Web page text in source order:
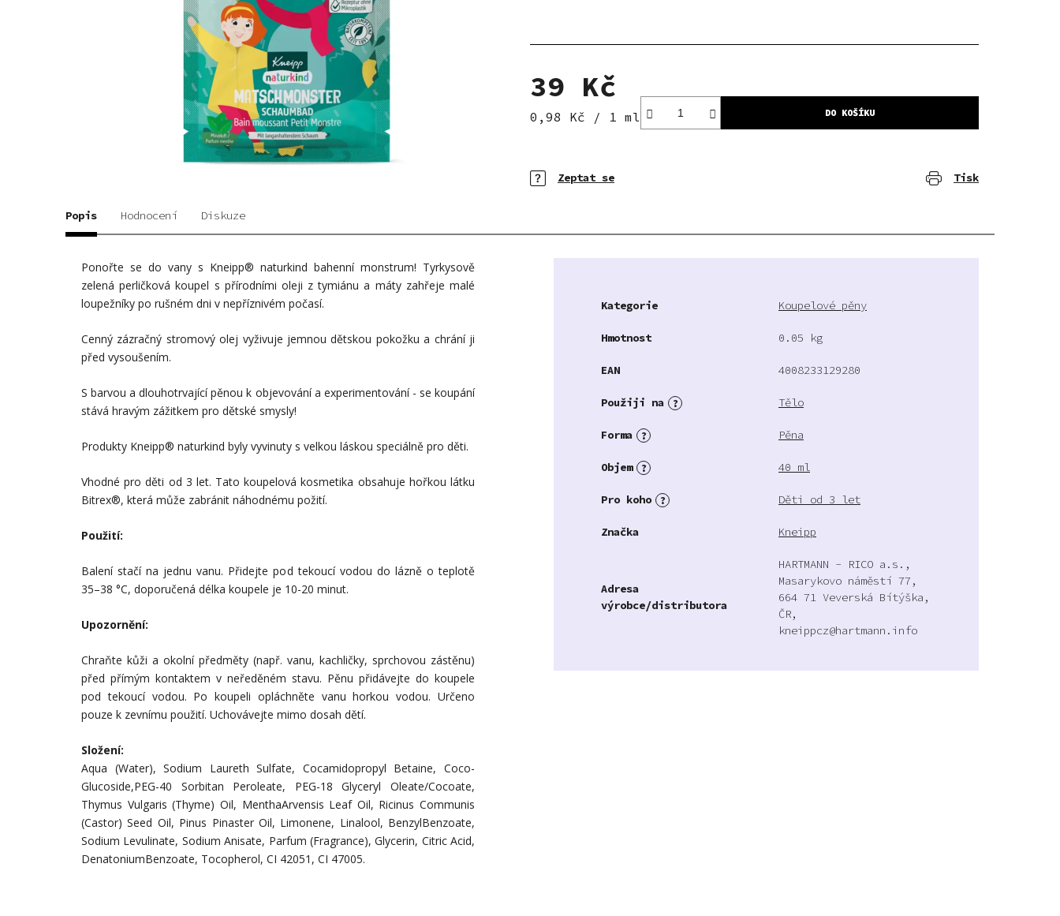
39 Kč
Měrná cena:
0,98 Kč / 1 ml DO KOŠÍKU
Tisk
Zeptat se
Popis Hodnocení Diskuze
Ponořte se do vany s Kneipp® naturkind bahenní monstrum! Tyrkysově
zelená perličková koupel s přírodními oleji z tymiánu a máty zahřeje malé
loupežníky po rušném dni v nepříznivém počasí.
Cenný zázračný stromový olej vyživuje jemnou dětskou pokožku a chrání ji
před vysoušením.
S barvou a dlouhotrvající pěnou k objevování a experimentování - se koupání
stává hravým zážitkem pro dětské smysly!
Produkty Kneipp® naturkind byly vyvinuty s velkou láskou speciálně pro děti.
Vhodné pro děti od 3 let. Tato koupelová kosmetika obsahuje hořkou látku
Bitrex®, která může zabránit náhodnému požití.
Použití:
Balení stačí na jednu vanu. Přidejte pod tekoucí vodou do lázně o teplotě
35–38 °C, doporučená délka koupele je 10-20 minut.
Upozornění:
Chraňte kůži a okolní předměty (např. vanu, kachličky, sprchovou zástěnu)
před přímým kontaktem v neředěném stavu. Pěnu přidávejte do koupele
pod tekoucí vodou. Po koupeli opláchněte vanu horkou vodou. Určeno
pouze k zevnímu použití. Uchovávejte mimo dosah dětí.
Složení:
Aqua (Water), Sodium Laureth Sulfate, Cocamidopropyl Betaine, Coco-
Glucoside,PEG-40 Sorbitan Peroleate, PEG-18 Glyceryl Oleate/Cocoate,
Thymus Vulgaris (Thyme) Oil, MenthaArvensis Leaf Oil, Ricinus Communis
(Castor) Seed Oil, Pinus Pinaster Oil, Limonene, Linalool, BenzylBenzoate,
Sodium Levulinate, Sodium Anisate, Parfum (Fragrance), Glycerin, Citric Acid,
DenatoniumBenzoate, Tocopherol, CI 42051, CI 47005.
Kategorie Koupelové pěny
Hmotnost 0.05 kg
EAN 4008233129280
?
Použiji na Tělo
?
Forma Pěna
?
Objem 40 ml
?
Pro koho Děti od 3 let
Značka Kneipp
Adresa
výrobce/distributora
HARTMANN - RICO a.s.,
Masarykovo náměstí 77,
664 71 Veverská Bítýška,
ČR,
kneippcz@hartmann.info